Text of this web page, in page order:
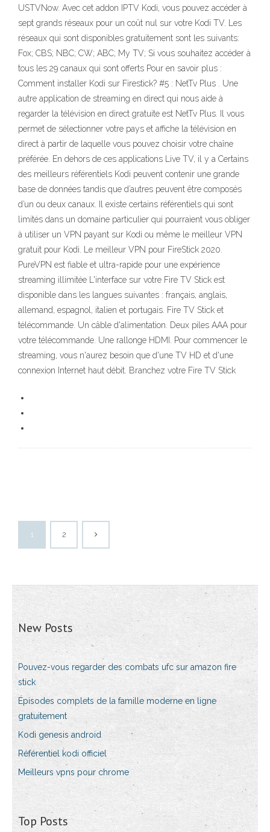
USTVNow. Avec cet addon IPTV Kodi, vous pouvez accéder à
sept grands réseaux pour un coût nul sur votre Kodi TV. Les
réseaux qui sont disponibles gratuitement sont les suivants:
Fox; CBS; NBC; CW; ABC; My TV; Si vous souhaitez accéder à
tous les 29 canaux qui sont offerts Pour en savoir plus :
Comment installer Kodi sur Firestick? #5 : NetTv Plus . Une
autre application de streaming en direct qui nous aide à
regarder la télévision en direct gratuite est NetTv Plus. Il vous
permet de sélectionner votre pays et affiche la télévision en
direct à partir de laquelle vous pouvez choisir votre chaîne
préférée. En dehors de ces applications Live TV, il y a Certains
des meilleurs référentiels Kodi peuvent contenir une grande
base de données tandis que d’autres peuvent être composés
d’un ou deux canaux. Il existe certains référentiels qui sont
limités dans un domaine particulier qui pourraient vous obliger
à utiliser un VPN payant sur Kodi ou même le meilleur VPN
gratuit pour Kodi. Le meilleur VPN pour FireStick 2020.
PureVPN est fiable et ultra-rapide pour une expérience
streaming illimitée L'interface sur votre Fire TV Stick est
disponible dans les langues suivantes : français, anglais,
allemand, espagnol, italien et portugais. Fire TV Stick et
télécommande. Un câble d'alimentation. Deux piles AAA pour
votre télécommande. Une rallonge HDMI. Pour commencer le
streaming, vous n'aurez besoin que d'une TV HD et d'une
connexion Internet haut débit. Branchez votre Fire TV Stick
1 2
New Posts
Pouvez-vous regarder des combats ufc sur amazon fire
stick
Épisodes complets de la famille moderne en ligne
gratuitement
Kodi genesis android
Référentiel kodi officiel
Meilleurs vpns pour chrome
Top Posts